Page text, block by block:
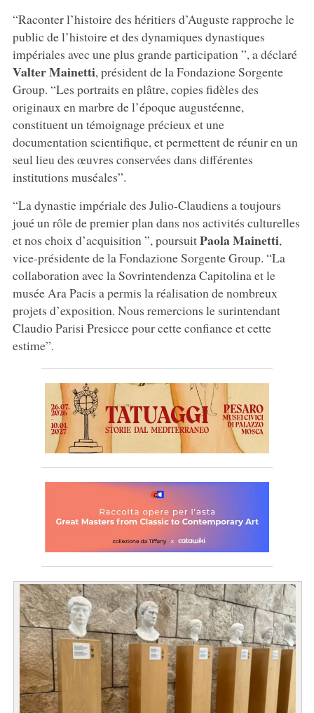
“Raconter l’histoire des héritiers d’Auguste rapproche le
public de l’histoire et des dynamiques dynastiques
impériales avec une plus grande participation ”, a déclaré
ValterMainetti, président de la Fondazione Sorgente
Group. “Les portraits en plâtre, copies fidèles des
originaux en marbre de l’époque augustéenne,
constituent un témoignage précieux et une
documentation scientifique, et permettent de réunir en un
seul lieu des œuvres conservées dans différentes
institutions muséales”.
“La dynastie impériale des Julio-Claudiens a toujours
joué un rôle de premier plan dans nos activités culturelles
et nos choix d’acquisition ”, poursuitPaolaMainetti,
vice-présidente de la Fondazione Sorgente Group. “La
collaboration avec la Sovrintendenza Capitolina et le
musée Ara Pacis a permis la réalisation de nombreux
projets d’exposition. Nous remercions le surintendant
Claudio Parisi Presicce pour cette confiance et cette
estime”.